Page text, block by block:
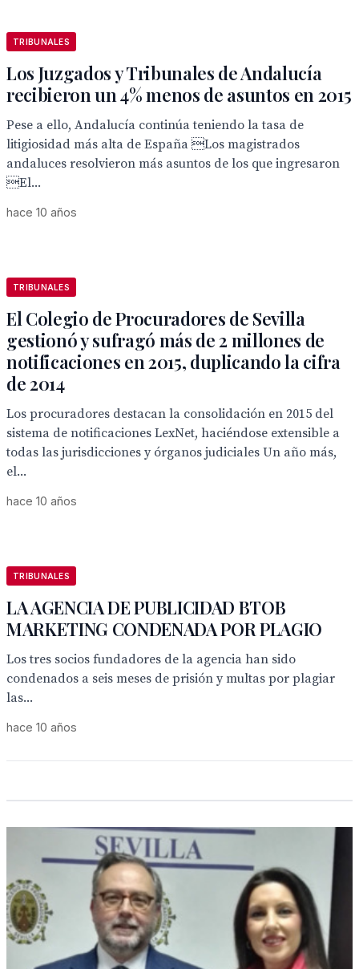
TRIBUNALES
Los Juzgados y Tribunales de Andalucía
recibieron un 4% menos de asuntos en 2015
Pese a ello, Andalucía continúa teniendo la tasa de
litigiosidad más alta de España Los magistrados
andaluces resolvieron más asuntos de los que ingresaron
El...
hace 10 años
TRIBUNALES
El Colegio de Procuradores de Sevilla
gestionó y sufragó más de 2 millones de
notificaciones en 2015, duplicando la cifra
de 2014
Los procuradores destacan la consolidación en 2015 del
sistema de notificaciones LexNet, haciéndose extensible a
todas las jurisdicciones y órganos judiciales Un año más,
el...
hace 10 años
TRIBUNALES
LA AGENCIA DE PUBLICIDAD BTOB
MARKETING CONDENADA POR PLAGIO
Los tres socios fundadores de la agencia han sido
condenados a seis meses de prisión y multas por plagiar
las...
hace 10 años